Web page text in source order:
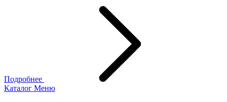
Подробнее
Каталог Меню